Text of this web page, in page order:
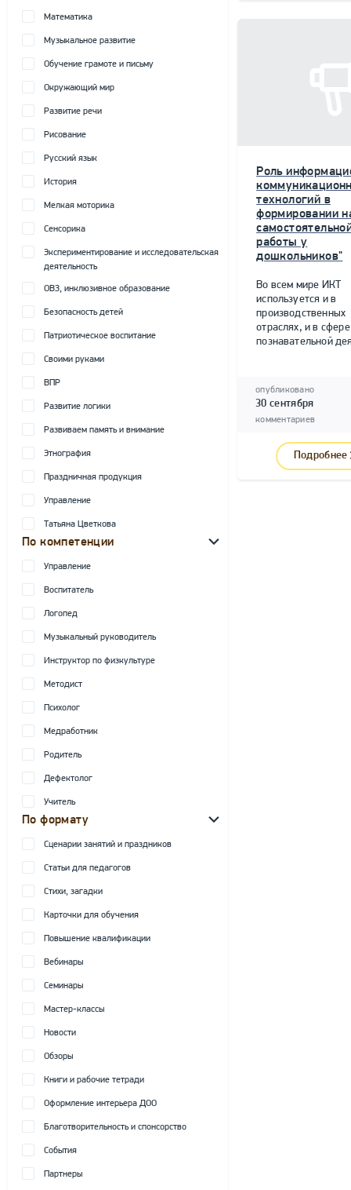
Математика
Музыкальное развитие
Обучение грамоте и письму
Окружающий мир
Развитие речи
Рисование
Русский язык
История
Мелкая моторика
Сенсорика
Экспериментирование и исследовательская
деятельность
ОВЗ, инклюзивное образование
Безопасность детей
Патриотическое воспитание
Своими руками
ВПР
Развитие логики
Развиваем память и внимание
Этнография
Праздничная продукция
Управление
Татьяна Цветкова
По компетенции
Управление
Воспитатель
Логопед
Музыкальный руководитель
Инструктор по физкультуре
Методист
Психолог
Медработник
Родитель
Дефектолог
Учитель
По формату
Сценарии занятий и праздников
Статьи для педагогов
Стихи, загадки
Карточки для обучения
Повышение квалификации
Вебинары
Семинары
Мастер-классы
Новости
Обзоры
Книги и рабочие тетради
Оформление интерьера ДОО
Благотворительность и спонсорство
События
Партнеры
Роль
технологий в
формировании
работы у
дошкольников"
Во всем мире ИКТ
используется и в
производственных
отраслях, и в сфере
познавательной
опубликовано
30 сентября
комментариев
Подробнее